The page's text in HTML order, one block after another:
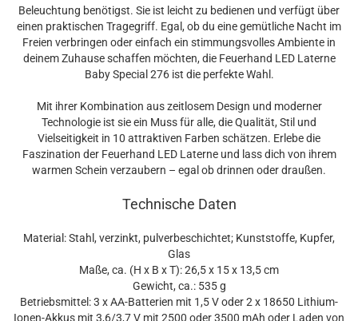
Beleuchtung benötigst. Sie ist leicht zu bedienen und verfügt über
einen praktischen Tragegriff. Egal, ob du eine gemütliche Nacht im
Freien verbringen oder einfach ein stimmungsvolles Ambiente in
deinem Zuhause schaffen möchten, die Feuerhand LED Laterne
Baby Special 276 ist die perfekte Wahl.
Mit ihrer Kombination aus zeitlosem Design und moderner
Technologie ist sie ein Muss für alle, die Qualität, Stil und
Vielseitigkeit in 10 attraktiven Farben schätzen. Erlebe die
Faszination der Feuerhand LED Laterne und lass dich von ihrem
warmen Schein verzaubern – egal ob drinnen oder draußen.
Technische Daten
Material: Stahl, verzinkt, pulverbeschichtet; Kunststoffe, Kupfer,
Glas
Maße, ca. (H x B x T): 26,5 x 15 x 13,5 cm
Gewicht, ca.: 535 g
Betriebsmittel: 3 x AA-Batterien mit 1,5 V oder 2 x 18650 Lithium-
Ionen-Akkus mit 3,6/3,7 V mit 2500 oder 3500 mAh oder Laden von